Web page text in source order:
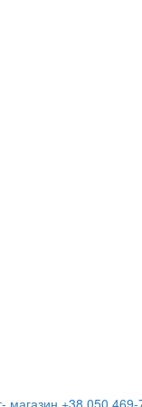
магазин +38 050